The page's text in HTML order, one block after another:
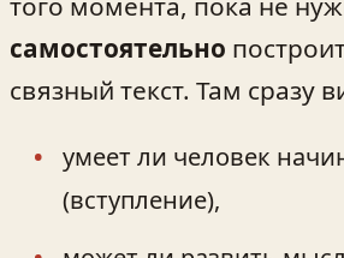
самостоятельно
связный текст. Там сразу
умеет ли человек
(вступление),